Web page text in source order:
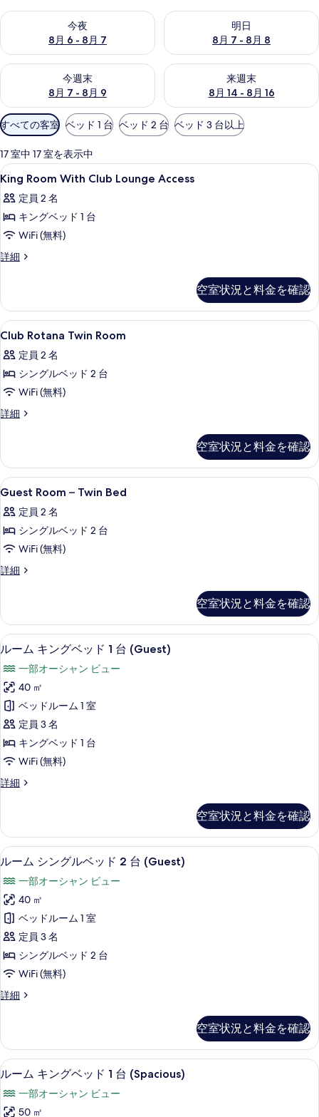
今夜
8月 6 - 8月 7
今夜 8月 6 - 8月 7 の空室状況をチェック
明日
8月 7 - 8月 8
明日 8月 7 - 8月 8 の空室状況
今週末
8月 7 - 8月 9
今週末 8月 7 - 8月 9 の空室状況をチェック
来週末
8月 14 - 8月 16
来週末 8月 14 - 8月 16 の空室
利
用
可
能
な
客
室
の
り
条
件
すべての客室 ベッド 1 台 ベッド 2 台 ベッド 3 台以上
17 室中 17 室を表示中
King
Room
With
Club
Lounge
Access
べ
て
の
写
真
を
表
る
セーフティボックス (室内)、デスク
4
King Room With Club Lounge Access
定員 2 名
キングベッド 1 台
WiFi (無料)
詳細
King
Lounge
Access
の
細
空室状況と料金を確認
Club
Rotana
Twin
Room
の
す
の
写
真
を
表
す
セーフティボックス (室内)、デスク
11
Club Rotana Twin Room
定員 2 名
シングルベッド 2 台
WiFi (無料)
詳細
Club
の
詳
細
空室状況と料金を確認
Guest
Room
–
Twin
Bed
の
て
の
写
真
を
表
示
す
る
セーフティボックス (室内)、デスク
3
Guest Room – Twin Bed
定員 2 名
シングルベッド 2 台
WiFi (無料)
詳細
Guest
Bed
の
詳
空室状況と料金を確認
ル
ム
キ
ン
グ
ベ
ッ
ド
台
(Guest)
の
す
べ
て
の
写
真
を
す
る
セーフティボックス (室内)、デスク
10
ルーム キングベッド 1 台 (Guest)
一部オーシャン ビュー
40 ㎡
ベッドルーム 1 室
定員 3 名
キングベッド 1 台
WiFi (無料)
詳細
ル
ン
グ
ベ
ド
台
(Guest)
の
詳
細
空室状況と料金を確認
ル
ム
シ
ン
グ
ル
ベ
ッ
2
台
(Guest)
の
す
セーフティボックス (室内)、デスク
11
ルーム シングルベッド 2 台 (Guest)
一部オーシャン ビュー
40 ㎡
ベッドルーム 1 室
定員 3 名
シングルベッド 2 台
WiFi (無料)
詳細
ル
ン
グ
ル
ッ
ド
空室状況と料金を確認
ル
ム
セーフティボックス (室内)、デスク
10
ルーム キングベッド 1 台 (Spacious)
一部オーシャン ビュー
50 ㎡